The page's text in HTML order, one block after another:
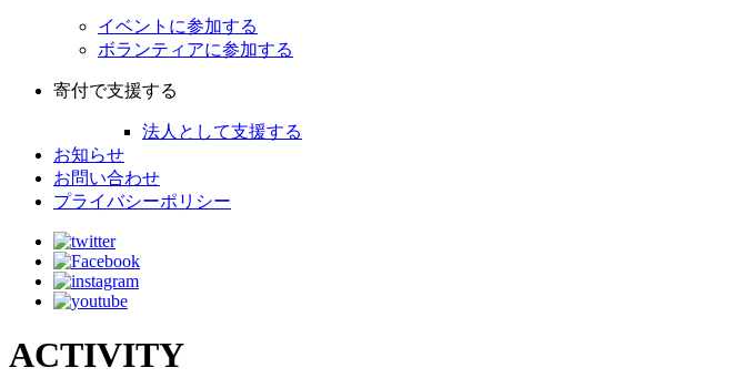
イベントに参加する
ボランティアに参加する
寄付で支援する
法人として支援する
お知らせ
お問い合わせ
プライバシーポリシー
ACTIVITY